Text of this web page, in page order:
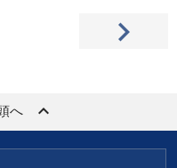
へ keyboard_arrow_up